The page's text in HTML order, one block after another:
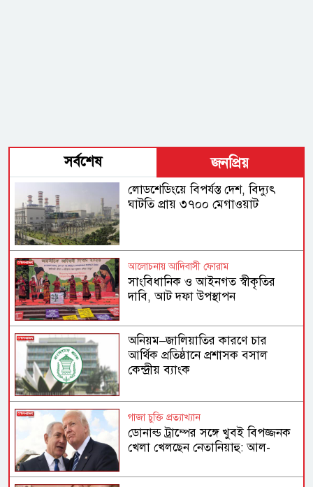
সর্বশেষ জনপ্রিয়
লোডশেডিংয়ে বিপর্যস্ত দেশ, বিদ্যুৎ
ঘাটতি প্রায় ৩৭০০ মেগাওয়াট
আলোচনায় আদিবাসী ফোরাম
সাংবিধানিক ও আইনগত স্বীকৃতির
দাবি, আট দফা উপস্থাপন
অনিয়ম–জালিয়াতির কারণে চার
আর্থিক প্রতিষ্ঠানে প্রশাসক বসাল
কেন্দ্রীয় ব্যাংক
গাজা চুক্তি প্রত্যাখ্যান
ডোনাল্ড ট্রাম্পের সঙ্গে খুবই বিপজ্জনক
খেলা খেলছেন নেতানিয়াহু: আল-